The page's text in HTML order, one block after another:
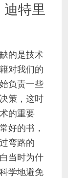
迪特里
的是技术
对我们的
负责一些
策，这时
的重要
好的书，
弯路的
当时为什
学地避免